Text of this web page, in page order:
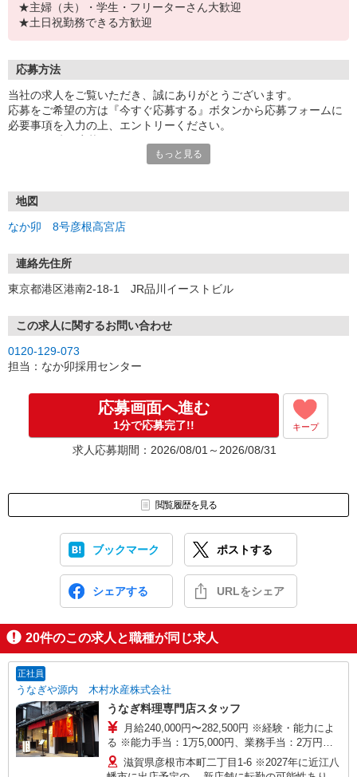
★主婦（夫）・学生・フリーターさん大歓迎
★土日祝勤務できる方歓迎
応募方法
当社の求人をご覧いただき、誠にありがとうございます。
応募をご希望の方は『今すぐ応募する』ボタンから応募フォームに
必要事項を入力の上、エントリーください。
号」など
もっと見る
地図
なか卯 8号彦根高宮店
連絡先住所
東京都港区港南2-18-1 JR品川イーストビル
この求人に関するお問い合わせ
0120-129-073
担当：なか卯採用センター
応募画面へ進む
1分で応募完了!! キープ
求人応募期間：2026/08/01～2026/08/31
閲覧履歴を見る
ブックマーク ポストする
シェアする URLをシェア
20件のこの求人と職種が同じ求人
正社員
うなぎや源内 木村水産株式会社
うなぎ料理専門店スタッフ
月給240,000円〜282,500円 ※経験・能力によ
る ※能力手当：1万5,000円、業務手当：2万円、
固定残業代：20,250円〜22,500円を含む ※固定
残業15時間分（超過分は別途支給）
滋賀県彦根市本町二丁目1-6 ※2027年に近江八